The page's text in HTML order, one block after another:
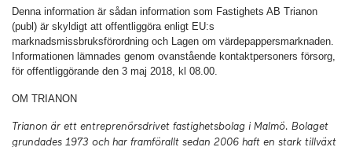
Denna information är sådan information som Fastighets AB Trianon
(publ) är skyldigt att offentliggöra enligt EU:s
marknadsmissbruksförordning och Lagen om värdepappersmarknaden.
Informationen lämnades genom ovanstående kontaktpersoners försorg,
för offentliggörande den 3 maj 2018, kl 08.00.
OM TRIANON
Trianon är ett entreprenörsdrivet fastighetsbolag i Malmö. Bolaget
grundades 1973 och har framförallt sedan 2006 haft en stark tillväxt